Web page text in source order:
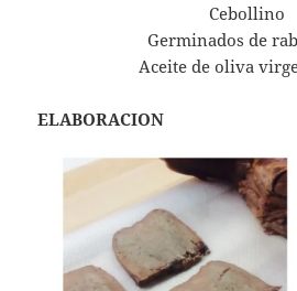
Cebollino
Germinados de
Aceite de oliva
ELABORACION